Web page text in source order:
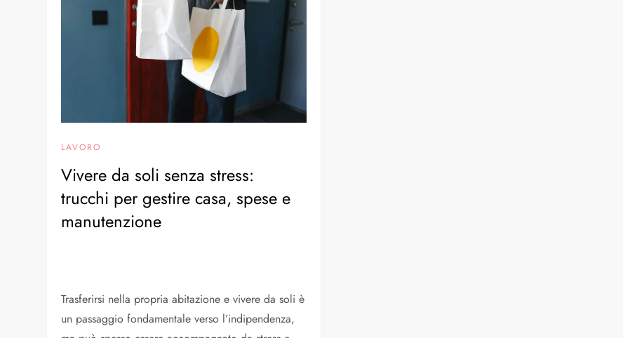
LAVORO
Vivere da soli senza stress:
trucchi per gestire casa, spese e
manutenzione
Trasferirsi nella propria abitazione e vivere da soli è
un passaggio fondamentale verso l’indipendenza,